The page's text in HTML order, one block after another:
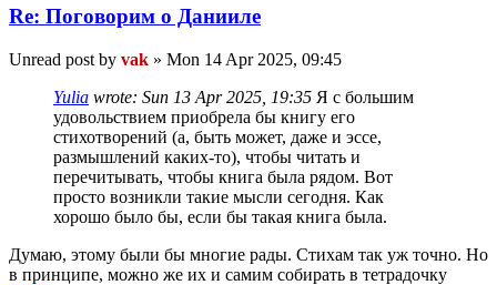
Re: Поговорим o Данииле
Unread post by vak » Mon 14 Apr 2025, 09:45
Yulia wrote: Sun 13 Apr 2025, 19:35 Я с большим
удовольствием приобрела бы книгу его
стихотворений (а, быть может, даже и эссе,
размышлений каких-то), чтобы читать и
перечитывать, чтобы книга была рядом. Вот
просто возникли такие мысли сегодня. Как
хорошо было бы, если бы такая книга была.
Думаю, этому были бы многие рады. Стихам так уж точно. Но
в принципе, можно же их и самим собирать в тетрадочку